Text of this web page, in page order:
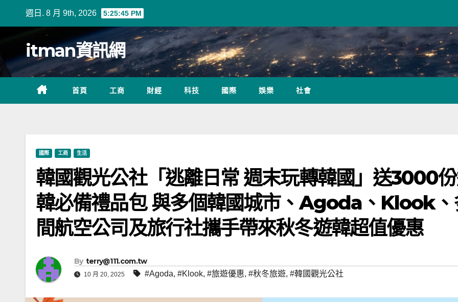
週日. 8 月 9th, 2026 5:25:46 PM
itman資訊網
首頁 工商 財經 科技 國際 娛樂 社會
國際 工商 生活
韓國觀光公社「逃離日常 週末玩轉韓國」送3000
韓必備禮品包 與多個韓國城市、Agoda、Klook、
間航空公司及旅行社攜手帶來秋冬遊韓超值優惠
By terry@111.com.tw
10 月 20, 2025 #Agoda, #Klook, #旅遊優惠, #秋冬旅遊, #韓國觀光公社